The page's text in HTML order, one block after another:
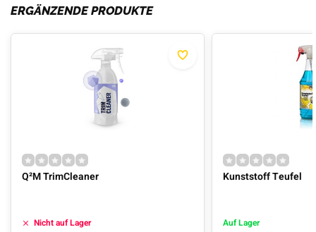
ERGÄNZENDE PRODUKTE
Q²M TrimCleaner
Nicht auf Lager
Kunststoff Teufel
Auf Lager